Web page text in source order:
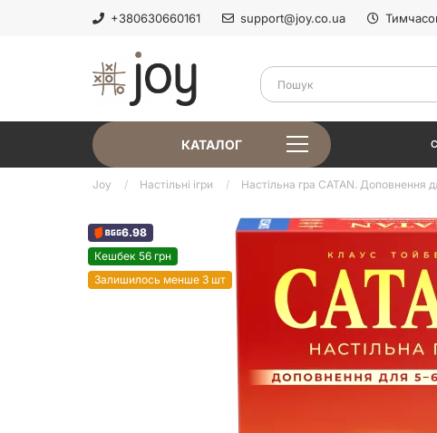
+380630660161 support@joy.co.ua
КАТАЛОГ
Joy Настільні ігри Настільна гра CATAN. Доповнення
6.98
Кешбек 56 грн
Залишилось менше 3 шт